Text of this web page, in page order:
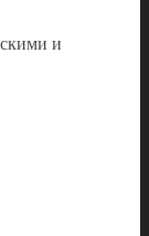
и